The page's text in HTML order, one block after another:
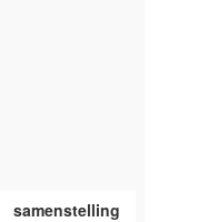
samenstelling